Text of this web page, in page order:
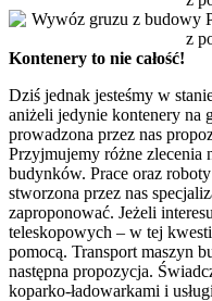
Kontenery to nie całość!
Dziś jednak jesteśmy w
aniżeli jedynie kontenery na
prowadzona przez nas
Przyjmujemy różne zlecenia
budynków. Prace oraz
stworzona przez nas
zaproponować. Jeżeli
teleskopowych – w tej
pomocą. Transport maszyn
następna propozycja.
koparko-ładowarkami i